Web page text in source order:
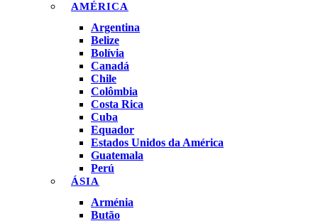
AMÉRICA
Argentina
Belize
Bolívia
Canadá
Chile
Colômbia
Costa Rica
Cuba
Equador
Estados Unidos da América
Guatemala
Perú
ÁSIA
Arménia
Butão